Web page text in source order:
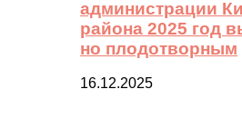
администрации
района 2025 год
но плодотворным
16.12.2025